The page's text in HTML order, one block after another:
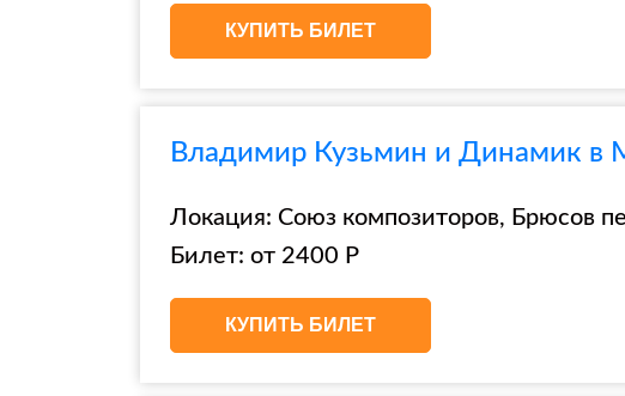
КУПИТЬ БИЛЕТ
Владимир Кузьмин и Динамик в
Локация: Союз композиторов, Брюсов
Билет: от 2400 Р
КУПИТЬ БИЛЕТ